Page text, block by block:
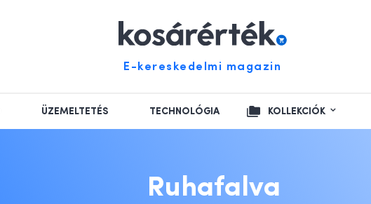
E-kereskedelmi magazin
ÜZEMELTETÉS TECHNOLÓGIA KOLLEKCIÓK
Ruhafalva